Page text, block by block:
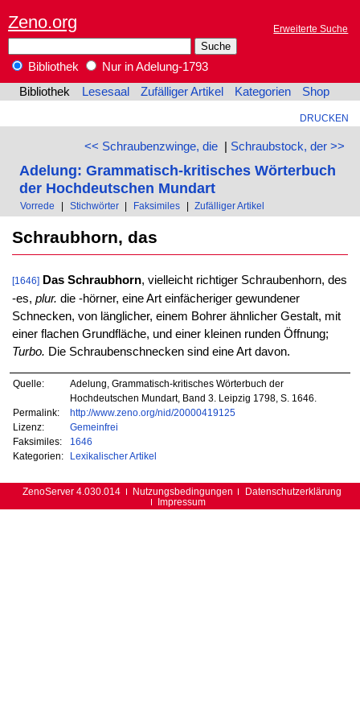
Zeno.org Erweiterte Suche
Bibliothek
Nur in Adelung-1793
Bibliothek
Lesesaal Zufälliger Artikel Kategorien Shop
DRUCKEN
<< Schraubenzwinge, die| Schraubstock, der >>
Adelung: Grammatisch-kritisches Wörterbuch
der Hochdeutschen Mundart
Vorrede | Stichwörter | Faksimiles | Zufälliger Artikel
Schraubhorn, das
[1646] Das Schraubhorn, vielleicht richtiger Schraubenhorn, des
-es, plur. die -hörner, eine Art einfächeriger gewundener
Schnecken, von länglicher, einem Bohrer ähnlicher Gestalt, mit
einer flachen Grundfläche, und einer kleinen runden Öffnung;
Turbo. Die Schraubenschnecken sind eine Art davon.
Quelle:
Adelung, Grammatisch-kritisches Wörterbuch der
Hochdeutschen Mundart, Band 3. Leipzig 1798, S. 1646.
Permalink:
http://www.zeno.org/nid/20000419125
Lizenz:
Gemeinfrei
Faksimiles:
1646
Kategorien:
Lexikalischer Artikel
ZenoServer 4.030.014 Nutzungsbedingungen
Datenschutzerklärung
Impressum